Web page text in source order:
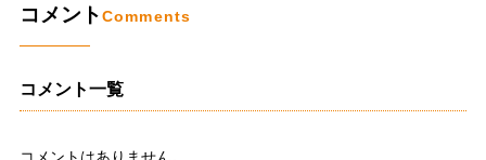
コメントComments
コメント一覧
コメントはありません。